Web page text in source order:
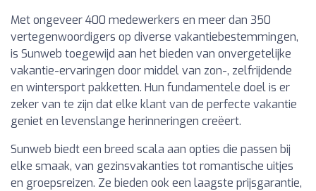
Met ongeveer 400 medewerkers en meer dan 350
vertegenwoordigers op diverse vakantiebestemmingen,
is Sunweb toegewijd aan het bieden van onvergetelijke
vakantie-ervaringen door middel van zon-, zelfrijdende
en wintersport pakketten. Hun fundamentele doel is er
zeker van te zijn dat elke klant van de perfecte vakantie
geniet en levenslange herinneringen creëert.
Sunweb biedt een breed scala aan opties die passen bij
elke smaak, van gezinsvakanties tot romantische uitjes
en groepsreizen. Ze bieden ook een laagste prijsgarantie,